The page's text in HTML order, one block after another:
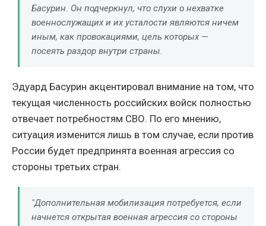
Басурин. Он подчеркнул, что слухи о нехватке
военнослужащих и их усталости являются ничем
иным, как провокациями, цель которых —
посеять раздор внутри страны.
Эдуард Басурин акцентировал внимание на том, что
текущая численность российских войск полностью
отвечает потребностям СВО. По его мнению,
ситуация изменится лишь в том случае, если против
России будет предпринята военная агрессия со
стороны третьих стран.
"Дополнительная мобилизация потребуется, если
начнется открытая военная агрессия со стороны